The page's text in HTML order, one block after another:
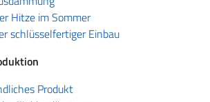
Hitze im Sommer
schlüsselfertiger Einbau
Produkt